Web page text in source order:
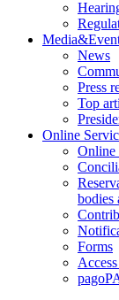
News
Press
Top
Online
Online
bodies
Forms